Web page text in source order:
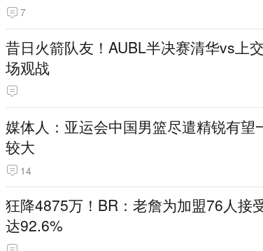
7
昔日火箭队友！AUBL半决赛清华vs上
场观战
媒体人：亚运会中国男篮尽遣精锐有望
较大
14
狂降4875万！BR：老詹为加盟76人接
达92.6%